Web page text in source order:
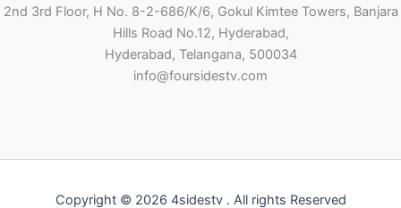
2nd 3rd Floor, H No. 8-2-686/K/6, Gokul Kimtee Towers, Banjara
Hills Road No.12, Hyderabad,
Hyderabad, Telangana, 500034
info@foursidestv.com
Copyright © 2026 4sidestv . All rights Reserved